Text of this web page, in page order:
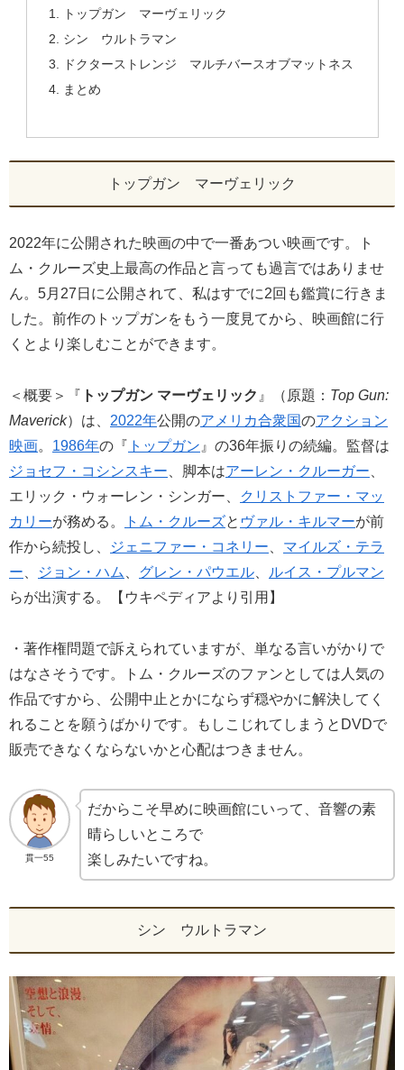
トップガン マーヴェリック
シン ウルトラマン
ドクターストレンジ マルチバースオブマットネス
まとめ
トップガン マーヴェリック
2022年に公開された映画の中で一番あつい映画です。ト
ム・クルーズ史上最高の作品と言っても過言ではありませ
ん。5月27日に公開されて、私はすでに2回も鑑賞に行きま
した。前作のトップガンをもう一度見てから、映画館に行
くとより楽しむことができます。
＜概要＞『 トップガン マーヴェリック 』（原題： Top Gun:
Maverick）は、 2022年公開のアメリカ合衆国のアクション
映画。 1986年の『 トップガン 』の36年振りの続編。監督は
ジョセフ・コシンスキー 、脚本はアーレン・クルーガー
エリック・ウォーレン・シンガー、
クリストファー・マッ
カリーが務める。 トム・クルーズと ヴァル・キルマーが前
作から続投し、
ジェニファー・コネリー
マイルズ・テラ
ー
ジョン・ハム グレン・パウエル
ルイス・プルマン
らが出演する。【ウキペディアより引用】
・著作権問題で訴えられていますが、単なる言いがかりで
はなさそうです。トム・クルーズのファンとしては人気の
作品ですから、公開中止とかにならず穏やかに解決してく
れることを願うばかりです。もしこじれてしまうとDVDで
販売できなくならないかと心配はつきません。
貫一55
だからこそ早めに映画館にいって、音響の素
晴らしいところで
楽しみたいですね。
シン ウルトラマン